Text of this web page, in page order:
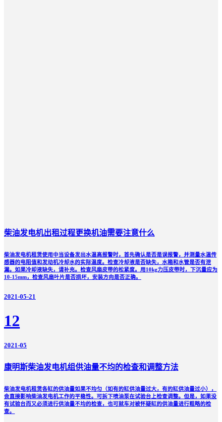
柴油发电机出租过程更换机油需要注意什么
柴油发电机租赁使用中当设备发出水温高报警时，首先确认是否是误报警，并测量水温传
感器的电阻值和发动机冷却水的实际温度。检查冷却液是否缺失，水箱和水管是否有泄
漏。如果冷却液缺失，请补充。检查风扇皮带的松紧度。用10kg力压皮带时，下沉量应为
10-15mm，检查风扇叶片是否损坏，安装方向是否正确。
2021-05-21
12
2021-05
康明斯柴油发电机组供油量不均的检查和调整方法
柴油发电机租赁各缸的供油量如果不均匀（如有的缸供油量过大，有的缸供油量过小），
会直接影响柴油发电机工作的平稳性。可拆下喷油泵在试验台上检查调整。但是，如果没
有试验台而又必须进行供油量不均的检查，也可就车对被怀疑缸的供油量进行粗略的检
查。